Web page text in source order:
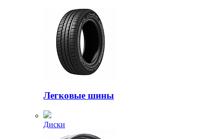
Легковые шины
Диски